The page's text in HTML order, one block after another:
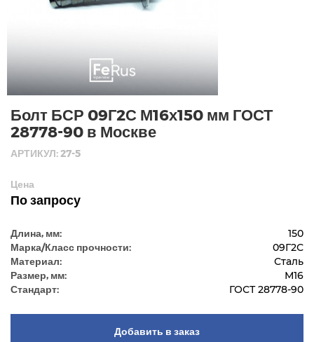
Болт БСР 09Г2С М16х150 мм ГОСТ
28778-90 в Москве
АРТИКУЛ: 27-5
Цена
По запросу
Длина, мм: 150
Марка/Класс прочности: 09Г2С
Материал: Сталь
Размер, мм: М16
Стандарт: ГОСТ 28778-90
Добавить в заказ